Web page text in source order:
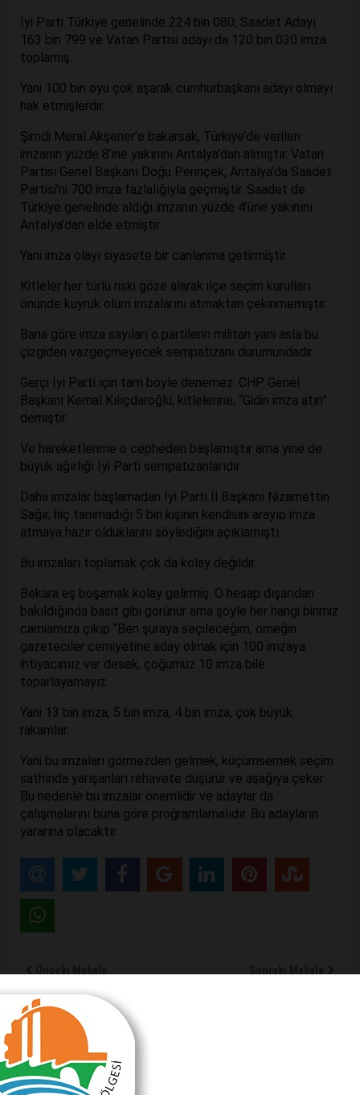
İyi Parti Türkiye genelinde 224 bin 080, Saadet Adayı
163 bin 799 ve Vatan Partisi adayı da 120 bin 030 imza
toplamış.
Yani 100 bin oyu çok aşarak cumhurbaşkanı adayı olmayı
hak etmişlerdir.
Şimdi Meral Akşener’e bakarsak, Türkiye’de verilen
imzanın yüzde 8’ine yakınını Antalya’dan almıştır. Vatan
Partisi Genel Başkanı Doğu Perinçek, Antalya’da Saadet
Partisi’ni 700 imza fazlalığıyla geçmiştir. Saadet de
Türkiye genelinde aldığı imzanın yüzde 4’üne yakınını
Antalya’dan elde etmiştir.
Yani imza olayı siyasete bir canlanma getirmiştir.
Kitleler her türlü riski göze alarak ilçe seçim kurulları
önünde kuyruk olum imzalarını atmaktan çekinmemiştir.
Bana göre imza sayıları o partilerin militan yani asla bu
çizgiden vazgeçmeyecek sempatizanı durumundadir.
Gerçi İyi Parti için tam böyle denemez. CHP Genel
Başkanı Kemal Kılıçdaroğlu, kitlelerine, “Gidin imza atın”
demiştir.
Ve hareketlenme o cepheden başlamıştır ama yine de
büyük ağırlığı İyi Parti sempatizanlarıdır.
Daha imzalar başlamadan İyi Parti İl Başkanı Nizamettin
Sağır, hiç tanımadığı 5 bin kişinin kendisini arayıp imza
atmaya hazır olduklarını söylediğini açıklamıştı.
Bu imzaları toplamak çok da kolay değildir.
Bekara eş boşamak kolay gelirmiş. O hesap dışarıdan
bakıldığında basit gibi görünür ama şöyle her hangi birimiz
camiamıza çıkıp “Ben şuraya seçileceğim, örneğin
gazeteciler cemiyetine aday olmak için 100 imzaya
ihtiyacımız var desek, çoğumuz 10 imza bile
toparlayamayız.
Yani 13 bin imza, 5 bin imza, 4 bin imza, çok büyük
rakamlar.
Yani bu imzaları görmezden gelmek, küçümsemek seçim
sathında yarışanları rehavete düşürür ve aşağıya çeker.
Bu nedenle bu imzalar önemlidir ve adaylar da
çalışmalarını buna göre proğramlamalıdır. Bu adayların
yararına olacaktır.
Sağduyu çağrısı
MAKALE YORUMLARI